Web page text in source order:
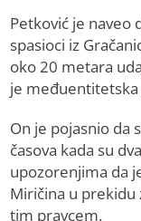
Petković je naveo
spasioci iz
oko 20 metara
je međuentitetska
On je pojasnio da
časova kada su
upozorenjima da
Miričina u prekidu
tim pravcem.